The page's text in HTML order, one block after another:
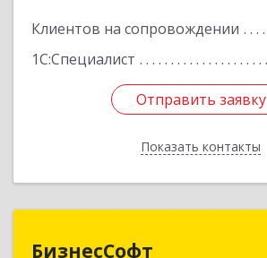
Клиентов на сопровождении
1С:Специалист
Отправить заявку
Показать контакты
Отправить заявку
Назад
БизнесСофт